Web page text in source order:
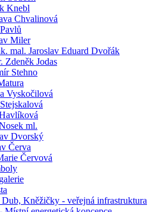
Knebl
Chvalinová
Miler
mal. Jaroslav Eduard Dvořák
Zdeněk Jodas
Stehno
Vyskočilová
ml.
Dvorský
Červa
Červová
Kněžičky - veřejná infrastruktura